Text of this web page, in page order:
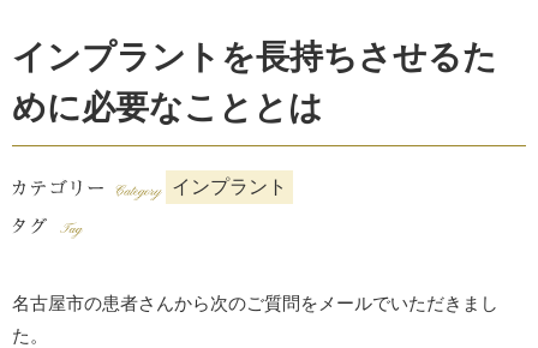
インプラントを長持ちさせるた
めに必要なこととは
インプラント
名古屋市の患者さんから次のご質問をメールでいただきまし
た。